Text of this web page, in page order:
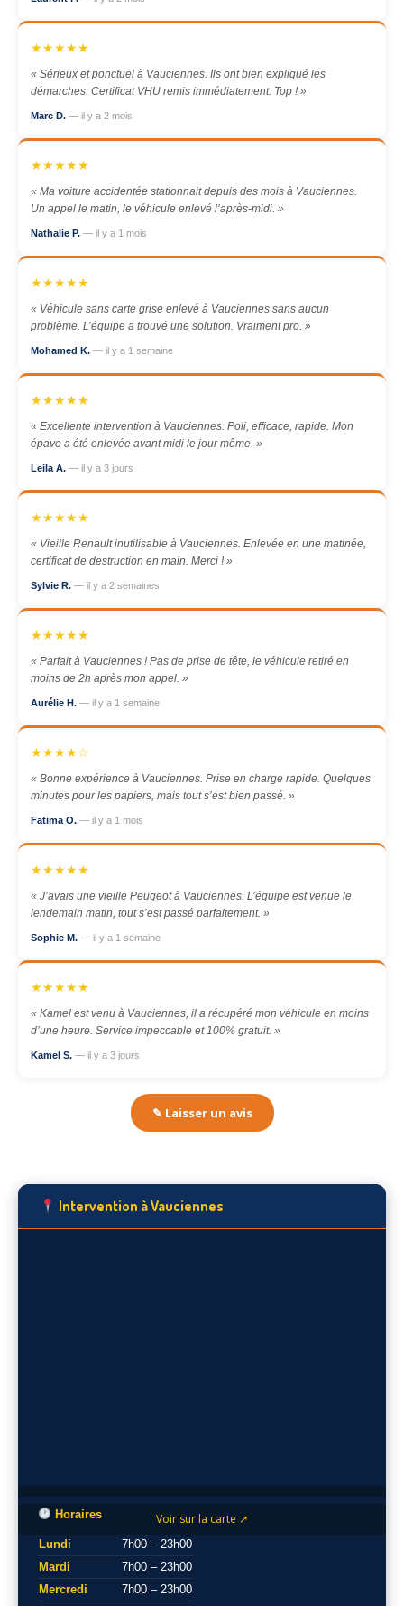
★★★★★
« Sérieux et ponctuel à Vauciennes. Ils ont bien expliqué les
démarches. Certificat VHU remis immédiatement. Top ! »
Marc D. — il y a 2 mois
★★★★★
« Ma voiture accidentée stationnait depuis des mois à Vauciennes.
Un appel le matin, le véhicule enlevé l’après-midi. »
Nathalie P. — il y a 1 mois
★★★★★
« Véhicule sans carte grise enlevé à Vauciennes sans aucun
problème. L’équipe a trouvé une solution. Vraiment pro. »
Mohamed K. — il y a 1 semaine
★★★★★
« Excellente intervention à Vauciennes. Poli, efficace, rapide. Mon
épave a été enlevée avant midi le jour même. »
Leila A. — il y a 3 jours
★★★★★
« Vieille Renault inutilisable à Vauciennes. Enlevée en une matinée,
certificat de destruction en main. Merci ! »
Sylvie R. — il y a 2 semaines
★★★★★
« Parfait à Vauciennes ! Pas de prise de tête, le véhicule retiré en
moins de 2h après mon appel. »
Aurélie H. — il y a 1 semaine
★★★★☆
« Bonne expérience à Vauciennes. Prise en charge rapide. Quelques
minutes pour les papiers, mais tout s’est bien passé. »
Fatima O. — il y a 1 mois
★★★★★
« J’avais une vieille Peugeot à Vauciennes. L’équipe est venue le
lendemain matin, tout s’est passé parfaitement. »
Sophie M. — il y a 1 semaine
★★★★★
« Kamel est venu à Vauciennes, il a récupéré mon véhicule en moins
d’une heure. Service impeccable et 100% gratuit. »
Kamel S. — il y a 3 jours
✎ Laisser un avis
Intervention à Vauciennes
Voir sur la carte ↗
Horaires
Lundi
7h00 – 23h00
Mardi
7h00 – 23h00
Mercredi
7h00 – 23h00